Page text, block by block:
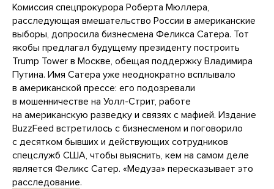
Комиссия спецпрокурора Роберта Мюллера,
расследующая вмешательство России в американские
выборы, допросила бизнесмена Феликса Сатера. Тот
якобы предлагал будущему президенту построить
Trump Tower в Москве, обещая поддержку Владимира
Путина. Имя Сатера уже неоднократно всплывало
в американской прессе: его подозревали
в мошенничестве на Уолл-Стрит, работе
на американскую разведку и связях с мафией. Издание
BuzzFeed встретилось с бизнесменом и поговорило
с десятком бывших и действующих сотрудников
спецслужб США, чтобы выяснить, кем на самом деле
является Феликс Сатер. «Медуза» пересказывает это
расследование.